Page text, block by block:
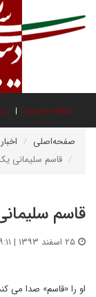
صفحه نخست
صفحه‌اصلی اخبار
قاسم سلیمانی
قاسم
او را «قاسم» صدا می